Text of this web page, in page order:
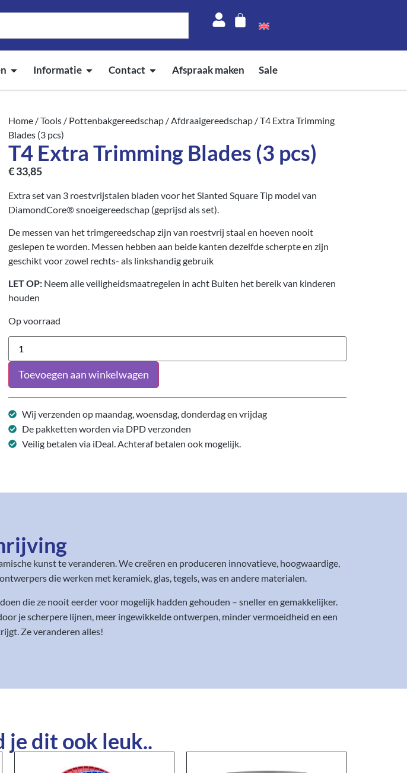
Informatie Contact Afspraak maken Sale
Home /Tools / Pottenbakgereedschap /Afdraaigereedschap / T4 Extra Trimming
Blades (3 pcs)
T4 Extra Trimming Blades (3 pcs)
€33,85
Extra set van 3 roestvrijstalen bladen voor het Slanted Square Tip model van
DiamondCore® snoeigereedschap (geprijsd als set).
De messen van het trimgereedschap zijn van roestvrij staal en hoeven nooit
geslepen te worden. Messen hebben aan beide kanten dezelfde scherpte en zijn
geschikt voor zowel rechts- als linkshandig gebruik
LET OP: Neem alle veiligheidsmaatregelen in acht Buiten het bereik van kinderen
houden
Op voorraad
Toevoegen aan winkelwagen
Wij verzenden op maandag, woensdag, donderdag en vrijdag
De pakketten worden via DPD verzonden
Veilig betalen via iDeal. Achteraf betalen ook mogelijk.
kunst te veranderen. We creëren en produceren innovatieve, hoogwaardige,
die werken met keramiek, glas, tegels, was en andere materialen.
die ze nooit eerder voor mogelijk hadden gehouden – sneller en gemakkelijker.
je scherpere lijnen, meer ingewikkelde ontwerpen, minder vermoeidheid en een
Ze veranderen alles!
je dit ook leuk..